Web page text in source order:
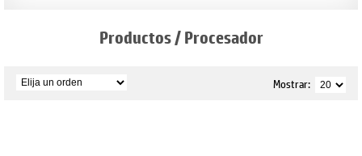
Productos/Procesador
Mostrar: